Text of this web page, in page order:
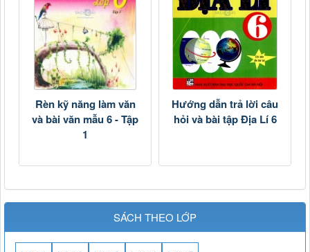
Rèn kỹ năng làm văn
và bài văn mẫu 6 - Tập
1
Hướng dẫn trả lời câu
hỏi và bài tập Địa Lí 6
SÁCH THEO LỚP